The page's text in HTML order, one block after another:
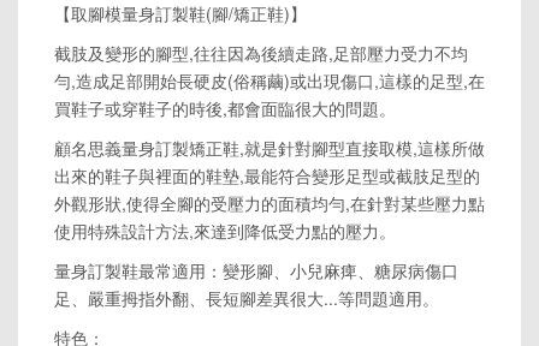
【取腳模量身訂製鞋(腳/矯正鞋)】
截肢及變形的腳型,往往因為後續走路,足部壓力受力不均
勻,造成足部開始長硬皮(俗稱繭)或出現傷口,這樣的足型,在
買鞋子或穿鞋子的時後,都會面臨很大的問題。
顧名思義量身訂製矯正鞋,就是針對腳型直接取模,這樣所做
出來的鞋子與裡面的鞋墊,最能符合變形足型或截肢足型的
外觀形狀,使得全腳的受壓力的面積均勻,在針對某些壓力點
使用特殊設計方法,來達到降低受力點的壓力。
量身訂製鞋最常適用：變形腳、小兒麻痺、糖尿病傷口
足、嚴重拇指外翻、長短腳差異很大...等問題適用。
特色：